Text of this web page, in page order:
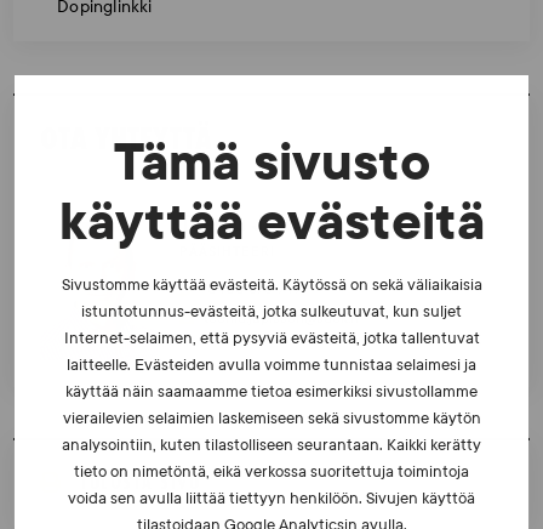
Tämä sivusto
käyttää evästeitä
Sivustomme käyttää evästeitä. Käytössä on sekä väliaikaisia
istuntotunnus-evästeitä, jotka sulkeutuvat, kun suljet
Internet-selaimen, että pysyviä evästeitä, jotka tallentuvat
laitteelle. Evästeiden avulla voimme tunnistaa selaimesi ja
käyttää näin saamaamme tietoa esimerkiksi sivustollamme
vierailevien selaimien laskemiseen sekä sivustomme käytön
analysointiin, kuten tilastolliseen seurantaan. Kaikki kerätty
tieto on nimetöntä, eikä verkossa suoritettuja toimintoja
voida sen avulla liittää tiettyyn henkilöön. Sivujen käyttöä
Dopinglinkki
OTA YHTEYTTÄ
Teemu Japisson
0400 878 949
teemu.japisson@suek.fi
TULOSTA SIVU